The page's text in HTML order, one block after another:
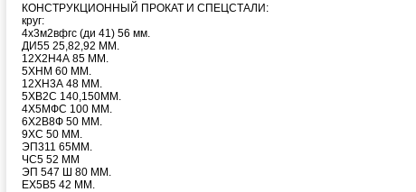
КОНСТРУКЦИОННЫЙ ПРОКАТ И СПЕЦСТАЛИ:
круг:
4х3м2вфгс (ди 41) 56 мм.
ДИ55 25,82,92 ММ.
12Х2Н4А 85 ММ.
5ХНМ 60 ММ.
12ХН3А 48 ММ.
5ХВ2С 140,150ММ.
4Х5МФС 100 ММ.
6Х2В8Ф 50 ММ.
9ХС 50 ММ.
ЭП311 65ММ.
ЧС5 52 ММ
ЭП 547 Ш 80 ММ.
ЕХ5В5 42 ММ.